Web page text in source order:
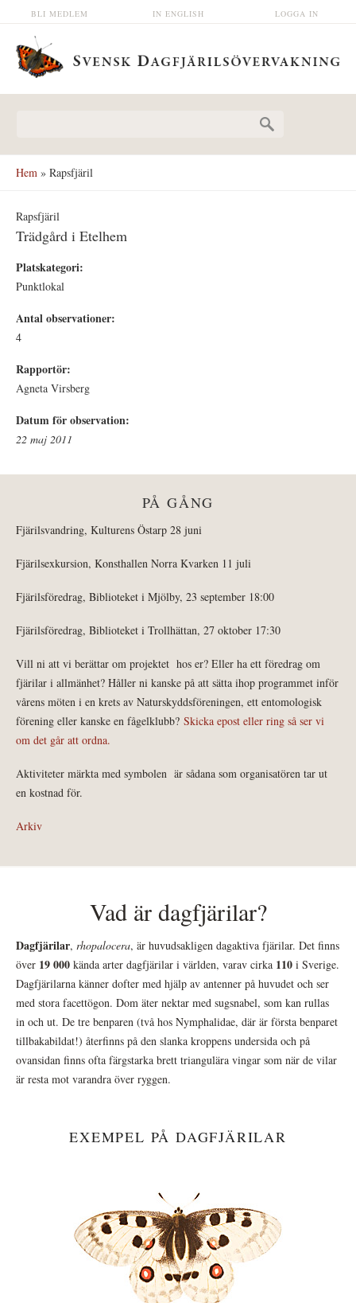
Hoppa till huvudinnehåll LOGGA IN
IN ENGLISH
BLI MEDLEM
Hem » Rapsfjäril
Rapsfjäril
Trädgård i Etelhem
Platskategori:
Punktlokal
Antal observationer:
4
Rapportör:
Agneta Virsberg
Datum för observation:
22 maj 2011
PÅ GÅNG
Fjärilsvandring, Kulturens Östarp 28 juni
Fjärilsexkursion, Konsthallen Norra Kvarken 11 juli
Fjärilsföredrag, Biblioteket i Mjölby, 23 september 18:00
Fjärilsföredrag, Biblioteket i Trollhättan, 27 oktober 17:30
Vill ni att vi berättar om projektet hos er? Eller ha ett föredrag om
fjärilar i allmänhet? Håller ni kanske på att sätta ihop programmet inför
vårens möten i en krets av Naturskyddsföreningen, ett entomologisk
förening eller kanske en fågelklubb? Skicka epost eller ring så ser vi
om det går att ordna.
Aktiviteter märkta med symbolen är sådana som organisatören tar ut
en kostnad för.
Arkiv
Vad är dagfjärilar?
Dagfjärilar, rhopalocera, är huvudsakligen dagaktiva fjärilar. Det finns
över 19 000 kända arter dagfjärilar i världen, varav cirka 110 i Sverige.
Dagfjärilarna känner dofter med hjälp av antenner på huvudet och ser
med stora facettögon. Dom äter nektar med sugsnabel, som kan rullas
in och ut. De tre benparen (två hos Nymphalidae, där är första benparet
tillbakabildat!) återfinns på den slanka kroppens undersida och på
ovansidan finns ofta färgstarka brett triangulära vingar som när de vilar
är resta mot varandra över ryggen.
EXEMPEL PÅ DAGFJÄRILAR